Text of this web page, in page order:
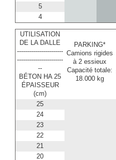
5
4
UTILISATION
DE LA DALLE
-----------------------
-----------------------
--
BÉTON HA 25
ÉPAISSEUR
(cm)
PARKING*
Camions rigides
à 2 essieux
Capacité totale:
18.000 kg
25
24
23
22
21
20